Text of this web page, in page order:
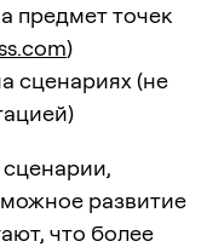
предмет точек
)
сценариях (не
развитие
что более